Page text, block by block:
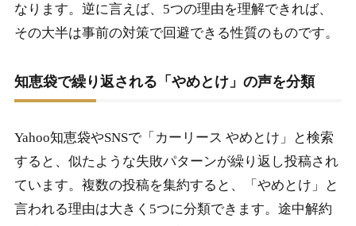
2.
それでもカーリースが向いている人と失敗回避の
判別法
2-1. カーリースが向いていない人の5つの特徴
2-3. 契約前に必ず確認する5つのチェックポイント
2-4. 購入・残クレ・カーシェアとの比較で見える適正解
2-5. まとめ：カーリースやめとけ知恵袋の結論と次の一
歩
なります。逆に言えば、5つの理由を理解できれば、
その大半は事前の対策で回避できる性質のものです。
知恵袋で繰り返される「やめとけ」の声を分類
Yahoo知恵袋やSNSで「カーリース やめとけ」と検索
すると、似たような失敗パターンが繰り返し投稿され
ています。複数の投稿を集約すると、「やめとけ」と
言われる理由は大きく5つに分類できます。途中解約